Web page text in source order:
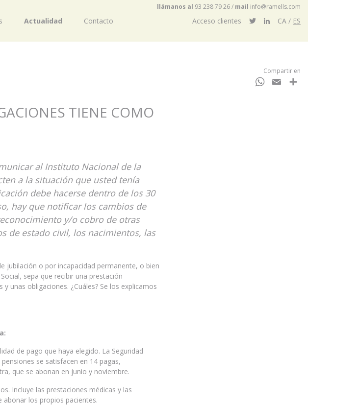
Actualidad Contacto Acceso clientes CA ES
llámanos al 93 238 79 26/ mail info@ramells.com
TIENE COMO
al Instituto Nacional de la
a la situación que usted tenía
debe hacerse dentro de los 30
hay que notificar los cambios de
y/o cobro de otras
de estado civil, los nacimientos, las
jubilación o por incapacidad permanente, o bien
sepa que recibir una prestación
unas obligaciones. ¿Cuáles? Se los explicamos
de pago que haya elegido. La Seguridad
se satisfacen en 14 pagas,
que se abonan en junio y noviembre.
Incluye las prestaciones médicas y las
los propios pacientes.
Compartir en
WhatsApp
Email